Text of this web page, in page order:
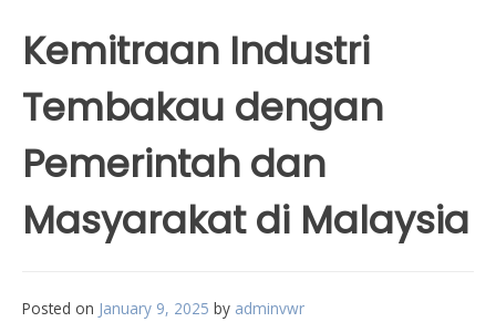
Kemitraan Industri
Tembakau dengan
Pemerintah dan
Masyarakat di Malaysia
Posted on January 9, 2025 by adminvwr